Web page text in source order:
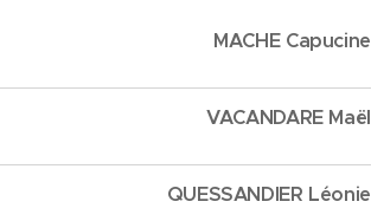
MACHE Capucine
VACANDARE Maël
QUESSANDIER Léonie